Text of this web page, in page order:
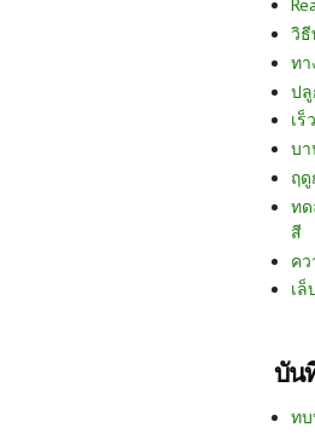
วิธี
ทา
ปลู
เร็
บ
ฤ
ท
สี
ค
เ
บัน
ทบ